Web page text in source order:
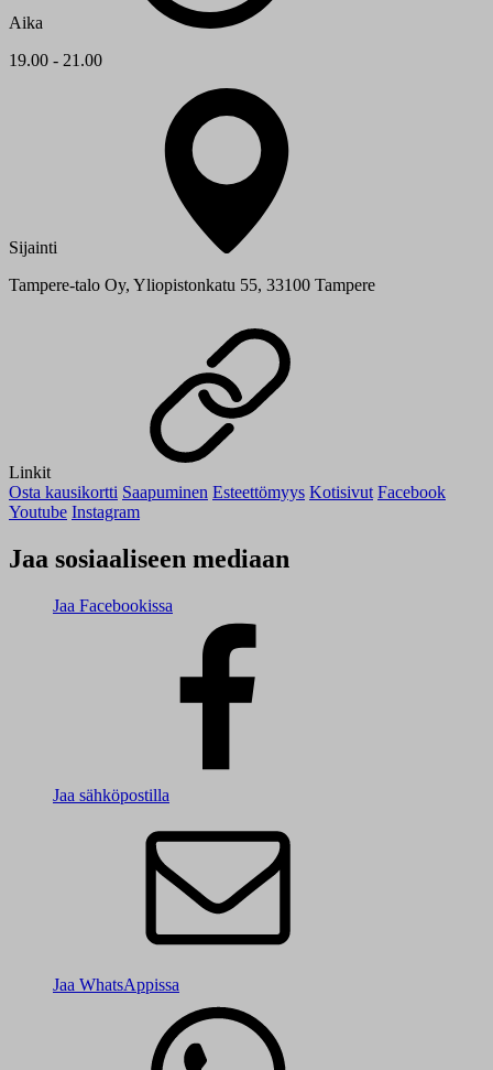
Aika
19.00 - 21.00
Sijainti
Tampere-talo Oy, Yliopistonkatu 55, 33100 Tampere
Linkit
Osta kausikortti Saapuminen Esteettömyys Kotisivut Facebook
Youtube Instagram
Jaa sosiaaliseen mediaan
Jaa Facebookissa
Jaa sähköpostilla
Jaa WhatsAppissa